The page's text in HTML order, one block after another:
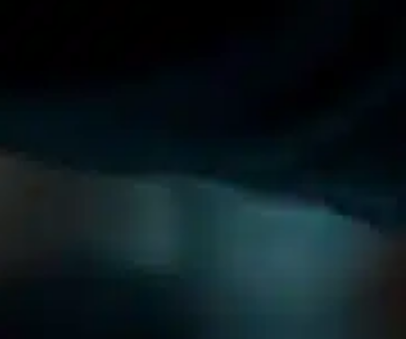
OBTENGA MÁS SUPERVISIÓN. VUÉLVASE MÁS
Administrar activos puede ser una tarea dura. En